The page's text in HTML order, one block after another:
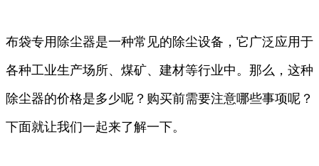
布袋专用除尘器是一种常见的除尘设备，它广泛应用于
各种工业生产场所、煤矿、建材等行业中。那么，这种
除尘器的价格是多少呢？购买前需要注意哪些事项呢？
下面就让我们一起来了解一下。